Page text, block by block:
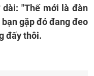
"Thế mới là đàn
gặp đó đang đeo
đấy thôi.